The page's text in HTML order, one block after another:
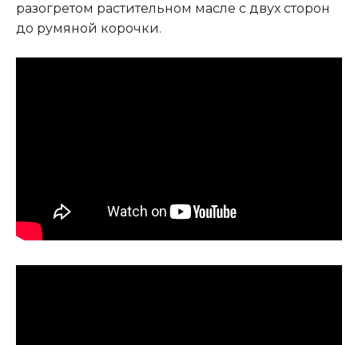
разогретом растительном масле с двух сторон
до румяной корочки.